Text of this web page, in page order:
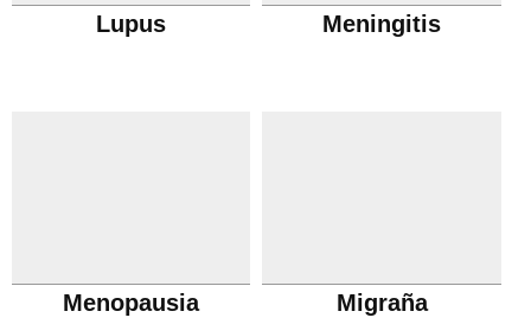
Lupus Meningitis
Menopausia Migraña